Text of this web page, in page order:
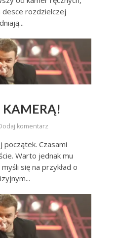
rozdzielczej
KAMERĄ!
komentarz
początek. Czasami
Warto jednak mu
się na przykład o